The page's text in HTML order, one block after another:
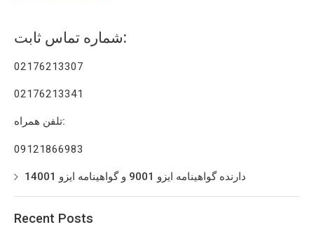
شماره تماس ثابت:
02176213307
02176213341
تلفن همراه:
09121866983
دارنده گواهینامه ایزو 9001 و گواهینامه ایزو 14001
Recent Posts